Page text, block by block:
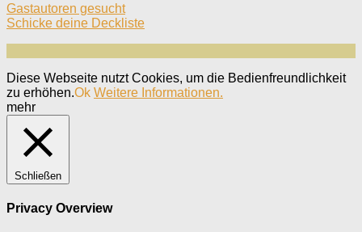
Gastautoren gesucht
Schicke deine Deckliste
Diese Webseite nutzt Cookies, um die Bedienfreundlichkeit
zu erhöhen.Ok Weitere Informationen.
mehr
Schließen
Privacy Overview